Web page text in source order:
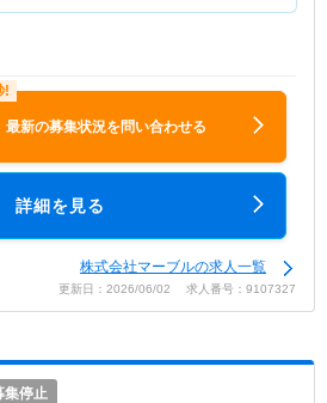
最新の募集状況を問い合わせる
詳細を見る
株式会社マーブルの求人一覧
更新日：2026/06/02 求人番号：9107327
集停止